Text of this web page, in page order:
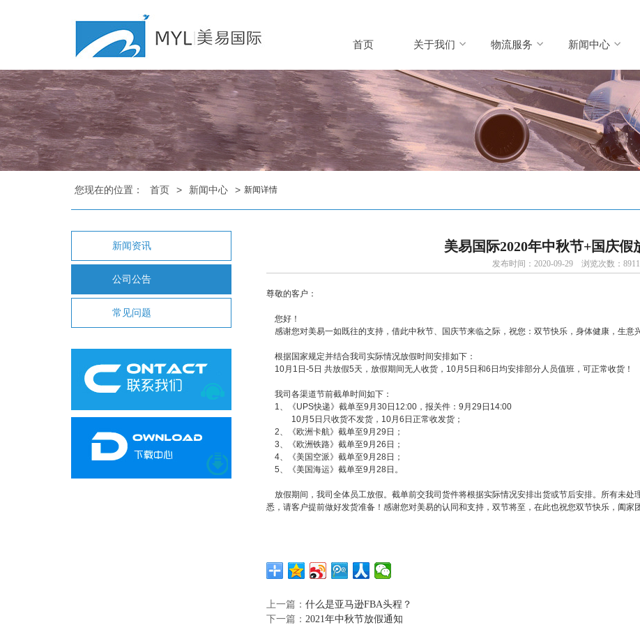
首页 关于我们 物流服务 新闻中心
您现在的位置： 首页 > 新闻中心 > 新闻详情
新闻资讯
公司公告
常见问题
美易国际2020年中秋节+国庆假
发布时间：2020-09-29 浏览次数：8911
尊敬的客户：
您好！
感谢您对美易一如既往的支持，借此中秋节、国庆节来临之际，祝您：双节快乐，身体健康，生意
根据国家规定并结合我司实际情况放假时间安排如下：
10月1日-5日 共放假5天，放假期间无人收货，10月5日和6日均安排部分人员值班，可正常收货！
我司各渠道节前截单时间如下：
1、《UPS快递》截单至9月30日12:00，报关件：9月29日14:00
10月5日只收货不发货，10月6日正常收发货；
2、《欧洲卡航》截单至9月29日；
3、《欧洲铁路》截单至9月26日；
4、《美国空派》截单至9月28日；
5、《美国海运》截单至9月28日。
放假期间，我司全体员工放假。截单前交我司货件将根据实际情况安排出货或节后安排。所有未处
悉，请客户提前做好发货准备！感谢您对美易的认同和支持，双节将至，在此也祝您双节快乐，阖家
上一篇： 什么是亚马逊FBA头程？
下一篇： 2021年中秋节放假通知